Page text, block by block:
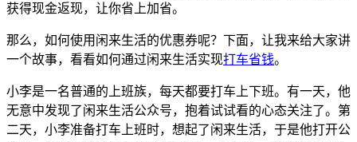
获得现金返现，让你省上加省。
那么，如何使用闲来生活的优惠券呢？下面，让我来给大家讲
一个故事，看看如何通过闲来生活实现打车省钱。
小李是一名普通的上班族，每天都要打车上下班。有一天，他
无意中发现了闲来生活公众号，抱着试试看的心态关注了。第
二天，小李准备打车上班时，想起了闲来生活，于是他打开公